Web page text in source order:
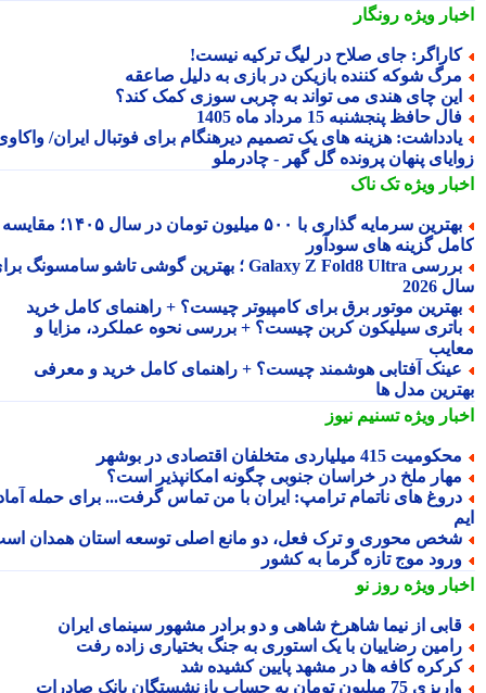
ویژهرونگار
جای صلاح در لیگ ترکیه نیست!
شوکه کننده بازیکن در بازی به دلیل صاعقه
چای هندی می تواند به چربی سوزی کمک کند؟
حافظ پنجشنبه 15 مرداد ماه 1405
هزینه های یک تصمیم دیرهنگام برای فوتبال ایران/ واکاوی
پنهان پرونده گل گهر - چادرملو
ویژهتک ناک
بهترین سرمایه گذاری با ۵۰۰ میلیون تومان در سال ۱۴۰۵؛ مقایسه
گزینه های سودآور
بررسی Galaxy Z Fold8 Ultra ؛ بهترین گوشی تاشو سامسونگ برای
2026
موتور برق برای کامپیوتر چیست؟ + راهنمای کامل خرید
سیلیکون کربن چیست؟ + بررسی نحوه عملکرد، مزایا و
آفتابی هوشمند چیست؟ + راهنمای کامل خرید و معرفی
مدل ها
ویژهتسنیم نیوز
415 میلیاردی متخلفان اقتصادی در بوشهر
ملخ در خراسان جنوبی چگونه امکانپذیر است؟
های ناتمام ترامپ: ایران با من تماس گرفت... برای حمله آماده
محوری و ترک فعل، دو مانع اصلی توسعه استان همدان است
موج تازه گرما به کشور
ویژهروز نو
از نیما شاهرخ شاهی و دو برادر مشهور سینمای ایران
رضاییان با یک استوری به جنگ بختیاری زاده رفت
کافه ها در مشهد پایین کشیده شد
75 میلیون تومان به حساب بازنشستگان بانک صادرات